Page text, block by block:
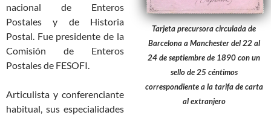
Tarjeta precursora circulada de
Barcelona a Manchester del 22 al
24 de septiembre de 1890 con un
sello de 25 céntimos
correspondiente a la tarifa de carta
al extranjero
nacional de Enteros
Postales y de Historia
Postal. Fue presidente de la
Comisión de Enteros
Postales de FESOFI.
Articulista y conferenciante
habitual, sus especialidades